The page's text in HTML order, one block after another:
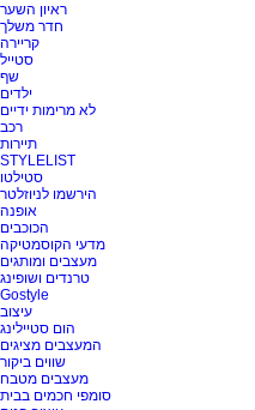
ראיון השער
חדר משלך
קריירה
סטייל
שף
ילדים
לא מרימות ידיים
רכב
תיירות
STYLELIST
סטילטו
הירשמו לניוזלטר
אופנה
הכוכבים
מדעי הקוסמטיקה
מעצבים ומותגים
טרנדים ושופינג
Gostyle
עיצוב
הום סטיילינג
המעצבים מציגים
שווים ביקור
מעצבים מטבח
סומפי חכמים בבית